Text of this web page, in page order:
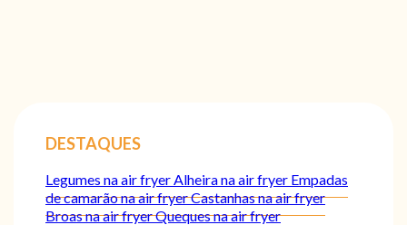
DESTAQUES
Legumes na air fryer Alheira na air fryer Empadas
de camarão na air fryerCastanhas na air fryer
Broas na air fryerQueques na air fryer